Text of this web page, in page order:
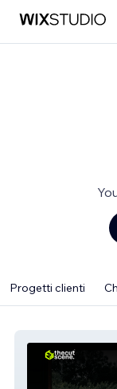
Progetti clienti